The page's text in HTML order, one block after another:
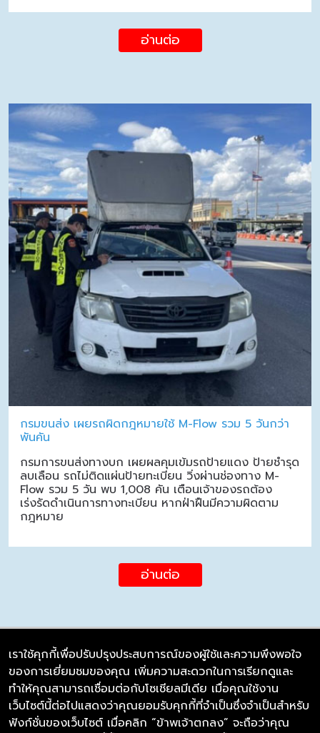
อ่านต่อ
กรมขนส่ง เผยรถผิดกฎหมายใช้ M-Flow รวม 5 วันกว่า
พันคัน
กรมการขนส่งทางบก เผยผลคุมเข้มรถป้ายแดง ป้ายชำรุด
ลบเลือน รถไม่ติดแผ่นป้ายทะเบียน วิ่งผ่านช่องทาง M-
Flow รวม 5 วัน พบ 1,008 คัน เตือนเจ้าของรถต้อง
เร่งรัดดำเนินการทางทะเบียน หากฝ่าฝืนมีความผิดตาม
กฎหมาย
อ่านต่อ
บริษัท ซิมลิงค์ จำกัด
98/226 Bangrakyai-Baanmai Road,
Bangyai, Nonthaburi 11140
เราใช้คุกกี้เพื่อปรับปรุงประสบการณ์ของผู้ใช้และความพึงพอใจ
ของการเยี่ยมชมของคุณ เพิ่มความสะดวกในการเรียกดูและ
ทำให้คุณสามารถเชื่อมต่อกับโซเชียลมีเดีย เมื่อคุณใช้งาน
เว็บไซต์นี้ต่อไปแสดงว่าคุณยอมรับคุกกี้ที่จำเป็นซึ่งจำเป็นสำหรับ
ฟังก์ชั่นของเว็บไซต์ เมื่อคลิก “ข้าพเจ้าตกลง” จะถือว่าคุณ